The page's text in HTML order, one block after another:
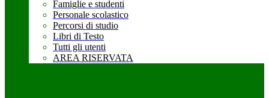
Famiglie e studenti
Personale scolastico
Percorsi di studio
Libri di Testo
Tutti gli utenti
AREA RISERVATA